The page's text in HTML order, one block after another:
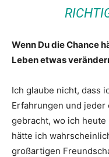
Wenn Du die Chance
Leben etwas
Ich glaube nicht, dass
Erfahrungen und jeder
gebracht, wo ich
hätte ich
großartigen